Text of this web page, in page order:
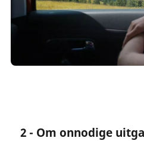
2 - Om onnodige